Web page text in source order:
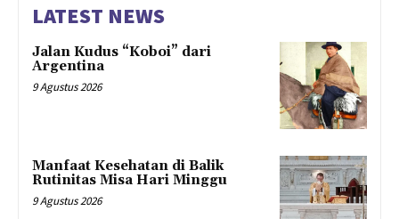
LATEST NEWS
Jalan Kudus “Koboi” dari
Argentina
9 Agustus 2026
Manfaat Kesehatan di Balik
Rutinitas Misa Hari Minggu
9 Agustus 2026